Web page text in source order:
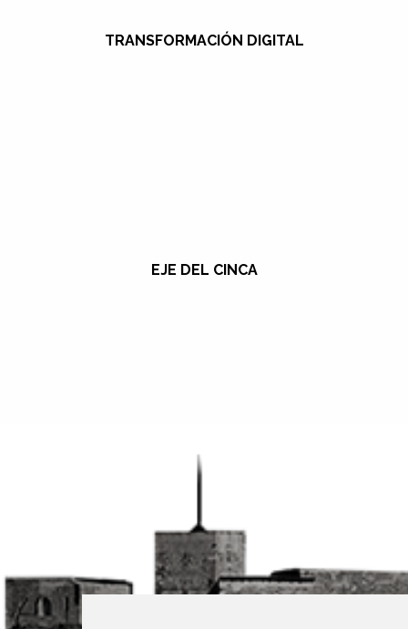
TRANSFORMACIÓN DIGITAL
EJE DEL CINCA